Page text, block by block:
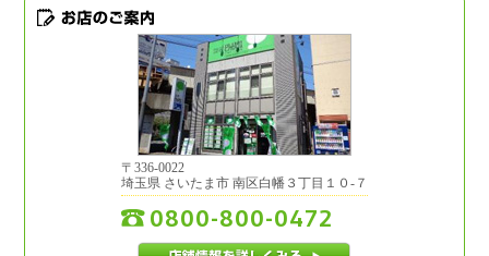
〒 336-0022
埼玉県 さいたま市 南区白幡３丁目１０-７
0800-800-0472